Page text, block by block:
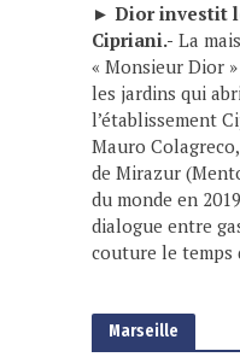
► Dior investit
Cipriani.- La
« Monsieur Dior
les jardins qui
l’établissement
Mauro
de Mirazur
du monde en
dialogue entre
couture le temps
Marseille